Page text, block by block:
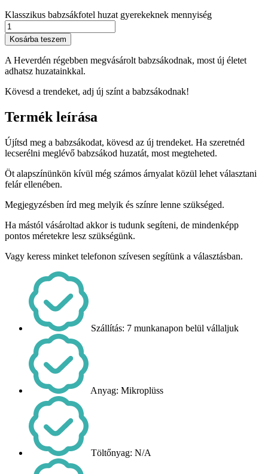
Klasszikus babzsákfotel huzat gyerekeknek mennyiség
Kosárba teszem
A Heverdén régebben megvásárolt babzsákodnak, most új életet
adhatsz huzatainkkal.
Kövesd a trendeket, adj új színt a babzsákodnak!
Termék leírása
Újítsd meg a babzsákodat, kövesd az új trendeket. Ha szeretnéd
lecserélni meglévő babzsákod huzatát, most megteheted.
Öt alapszínünkön kívül még számos árnyalat közül lehet választani
felár ellenében.
Megjegyzésben írd meg melyik és színre lenne szükséged.
Ha mástól vásároltad akkor is tudunk segíteni, de mindenképp
pontos méretekre lesz szükségünk.
Vagy keress minket telefonon szívesen segítünk a választásban.
Szállítás: 7 munkanapon belül vállaljuk
Anyag: Mikroplüss
Töltőnyag: N/A